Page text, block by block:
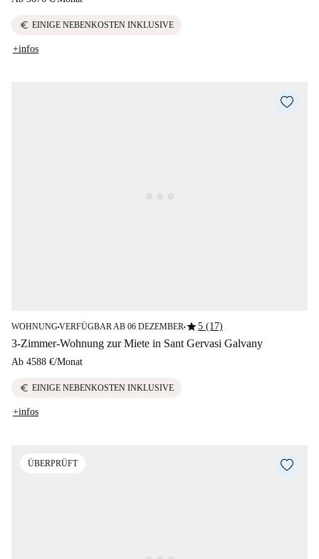
euro EINIGE NEBENKOSTEN INKLUSIVE
+infos
WOHNUNG■VERFÜGBAR AB 06 DEZEMBER■star5 (17)
3-Zimmer-Wohnung zur Miete in Sant Gervasi Galvany
Ab 4588 €/Monat
euro EINIGE NEBENKOSTEN INKLUSIVE
+infos
ÜBERPRÜFT